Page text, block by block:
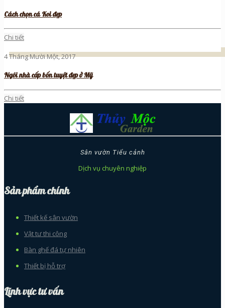
Cách chọn cá Koi đẹp
Chi tiết
4 Tháng Mười Một, 2017
Ngôi nhà cấp bốn tuyệt đẹp ở Mỹ
Chi tiết
Sân vườn Tiểu cảnh
Dịch vụ chuyên nghiệp
Sản phẩm chính
Thiết kế sân vườn
Vật tư thi công
Bàn ghế đá tự nhiên
Thiết bị hỗ trợ
Lĩnh vực tư vấn